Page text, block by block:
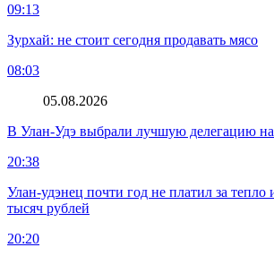
09:13
Зурхай: не стоит сегодня продавать мясо
08:03
05.08.2026
В Улан-Удэ выбрали лучшую делегацию
20:38
Улан-удэнец почти год не платил за тепло
тысяч рублей
20:20